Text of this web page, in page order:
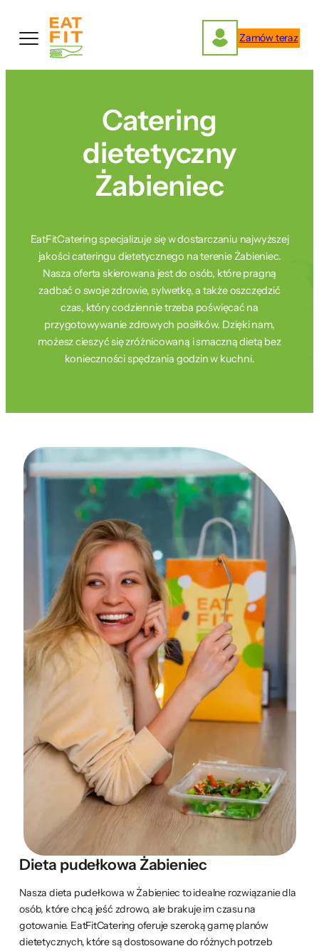
treści
Zamów teraz
Catering
dietetyczny
Żabieniec
EatFitCatering specjalizuje się w dostarczaniu najwyższej
jakości cateringu dietetycznego na terenie Żabieniec.
Nasza oferta skierowana jest do osób, które pragną
zadbać o swoje zdrowie, sylwetkę, a także oszczędzić
czas, który codziennie trzeba poświęcać na
przygotowywanie zdrowych posiłków. Dzięki nam,
możesz cieszyć się zróżnicowaną i smaczną dietą bez
konieczności spędzania godzin w kuchni.
Dieta pudełkowa Żabieniec
Nasza dieta pudełkowa w Żabieniec to idealne rozwiązanie dla
osób, które chcą jeść zdrowo, ale brakuje im czasu na
gotowanie. EatFitCatering oferuje szeroką gamę planów
dietetycznych, które są dostosowane do różnych potrzeb